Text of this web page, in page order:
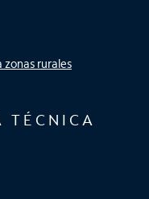
zonas rurales
TÉCNICA